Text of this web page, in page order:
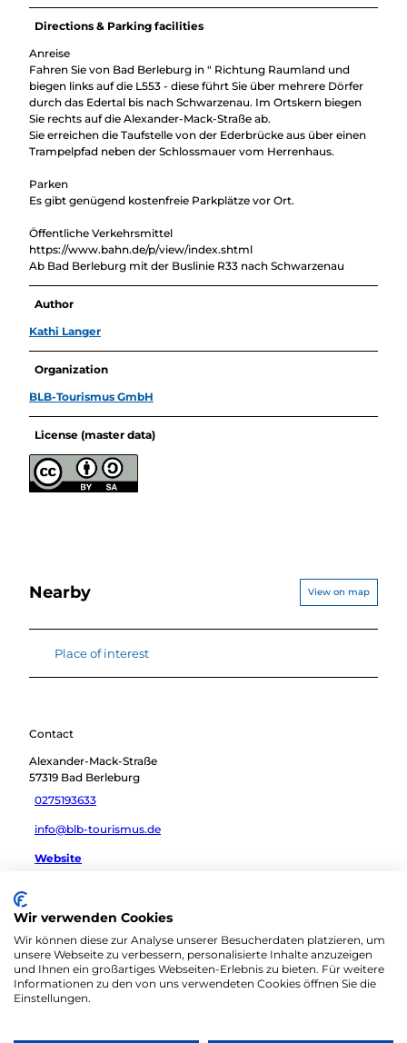
Directions & Parking facilities
Anreise
Fahren Sie von Bad Berleburg in " Richtung Raumland und
biegen links auf die L553 - diese führt Sie über mehrere Dörfer
durch das Edertal bis nach Schwarzenau. Im Ortskern biegen
Sie rechts auf die Alexander-Mack-Straße ab.
Sie erreichen die Taufstelle von der Ederbrücke aus über einen
Trampelpfad neben der Schlossmauer vom Herrenhaus.
Parken
Es gibt genügend kostenfreie Parkplätze vor Ort.
Öffentliche Verkehrsmittel
https://www.bahn.de/p/view/index.shtml
Ab Bad Berleburg mit der Buslinie R33 nach Schwarzenau
Author
Kathi Langer
Organization
BLB-Tourismus GmbH
License (master data)
Nearby View on map
Place of interest
Contact
Alexander-Mack-Straße
57319 Bad Berleburg
0275193633
info@blb-tourismus.de
Website
Travel by public transport
Sketch route
Wir verwenden Cookies
Wir können diese zur Analyse unserer Besucherdaten platzieren, um
unsere Webseite zu verbessern, personalisierte Inhalte anzuzeigen
und Ihnen ein großartiges Webseiten-Erlebnis zu bieten. Für weitere
Informationen zu den von uns verwendeten Cookies öffnen Sie die
Einstellungen.